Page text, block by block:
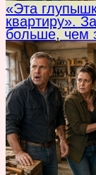
«Эта
квартиру».
больше, чем